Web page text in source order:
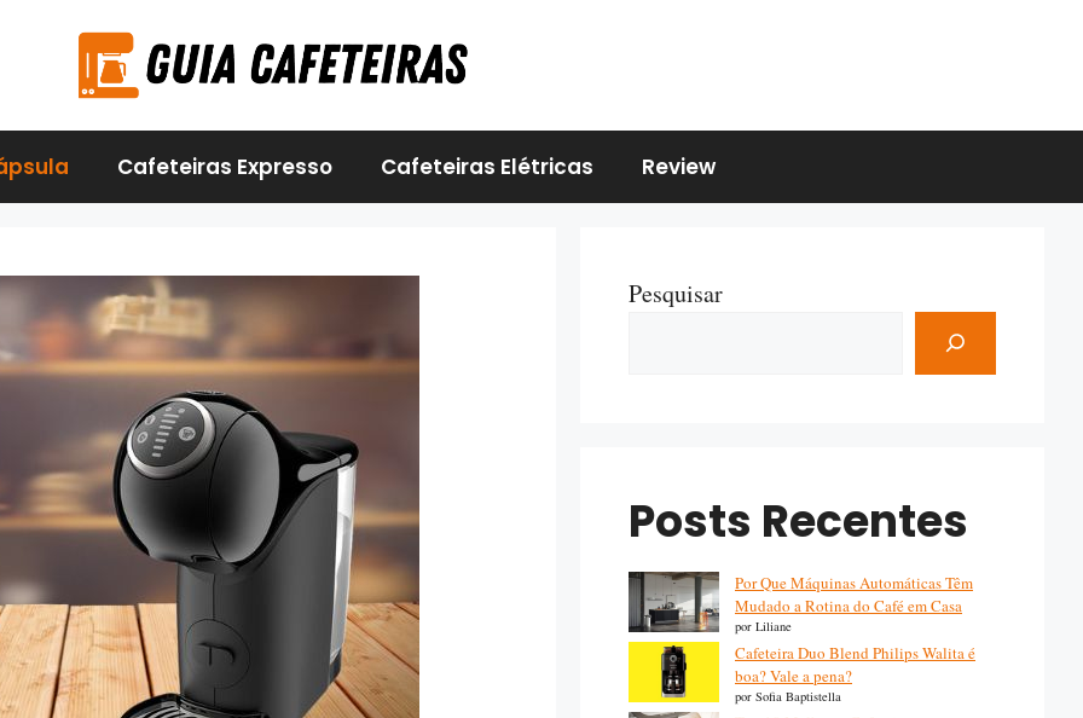
Cafeteiras Expresso Cafeteiras Elétricas Review
Pesquisar
Posts Recentes
Por Que Máquinas Automáticas Têm
Mudado a Rotina do Café em Casa
por Liliane
Cafeteira Duo Blend Philips Walita é
boa? Vale a pena?
por Sofia Baptistella